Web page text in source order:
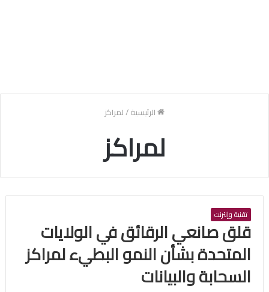
الرئيسية/لمراكز
لمراكز
تقنية وإنترنت
قلق صانعي الرقائق في الولايات
المتحدة بشأن النمو البطيء لمراكز
السحابة والبيانات